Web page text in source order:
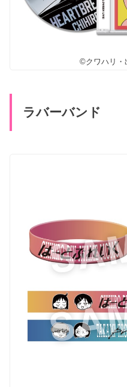
©クワハリ・
ラバーバンド